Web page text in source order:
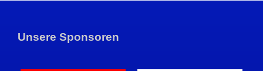
Unsere Sponsoren